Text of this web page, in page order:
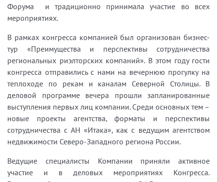
Форума
и традиционно принимала участие во всех
мероприятиях.
В рамках конгресса компанией был организован бизнес-
тур «Преимущества и перспективы сотрудничества
региональных риэлторских компаний». В этом году гости
конгресса отправились с нами на вечернюю прогулку на
теплоходе по рекам и каналам Северной Столицы. В
деловой программе вечера прошли запланированные
выступления первых лиц компании. Среди основных тем –
новые проекты агентства, форматы и перспективы
сотрудничества с АН «Итака», как с ведущим агентством
недвижимости Северо-Западного региона России.
Ведущие специалисты Компании приняли активное
участие и в деловых мероприятиях Конгресса.